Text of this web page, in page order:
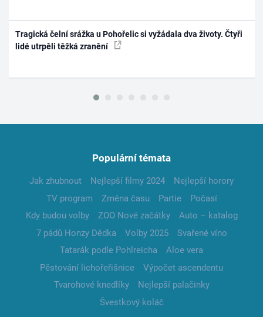
Tragická čelní srážka u Pohořelic si vyžádala dva životy. Čtyři
lidé utrpěli těžká zranění
Populární témata
Jak zhubnout Nejlepší filmy 2024
Nejlepší horory
TV program
Změna času Partie
Počasí
Kdy budou volby
ZOO Nové začátky
Auto – katalog
7 pádů Honzy Dědka
Volby 2025
Svařené víno
Tatarák podle Pohlreicha
Aloe vera
Pěstování lichořeřišnice
Výpočet ascendentu
Tvarohové knedlíky
Nejlepší palačinky
Švestkový koláč